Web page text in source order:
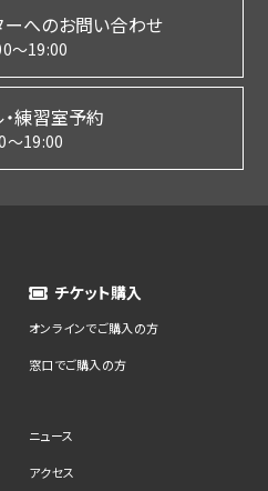
ーへのお問い合わせ
～19:00
練習室予約
～19:00
チケット購入
オンラインでご購入の方
窓口でご購入の方
ニュース
アクセス